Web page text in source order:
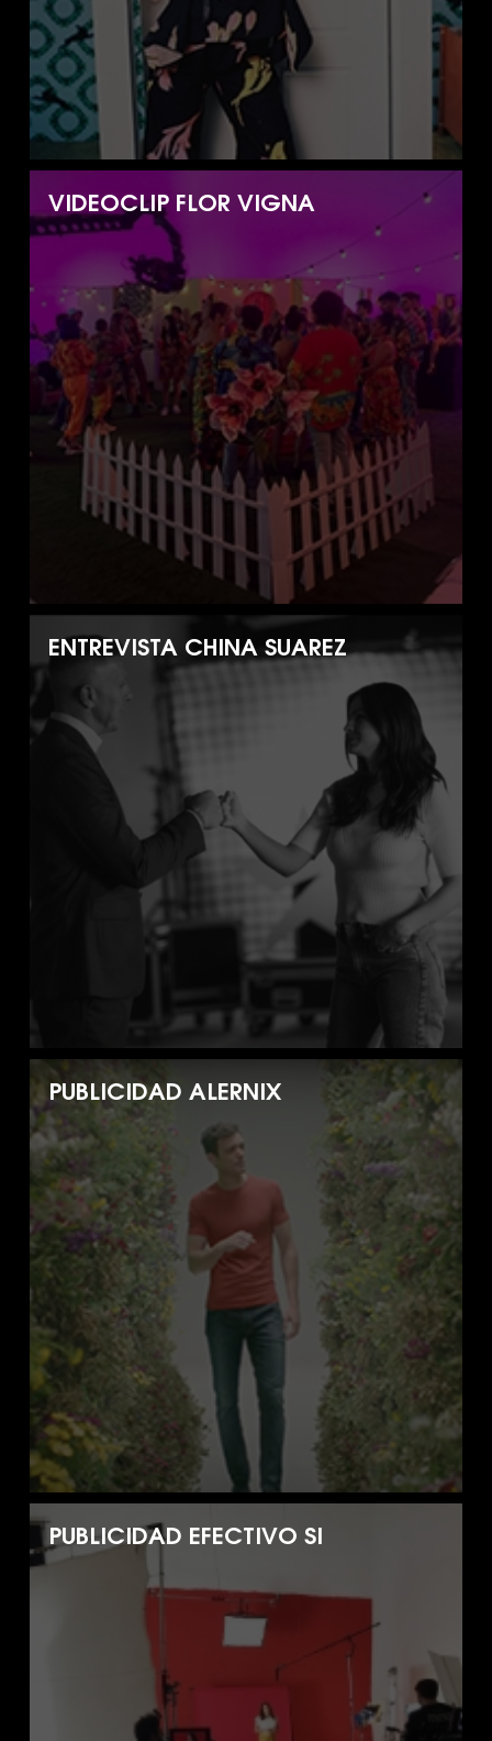
VIDEOCLIP FLOR VIGNA
ENTREVISTA CHINA SUAREZ
PUBLICIDAD ALERNIX
PUBLICIDAD EFECTIVO SI